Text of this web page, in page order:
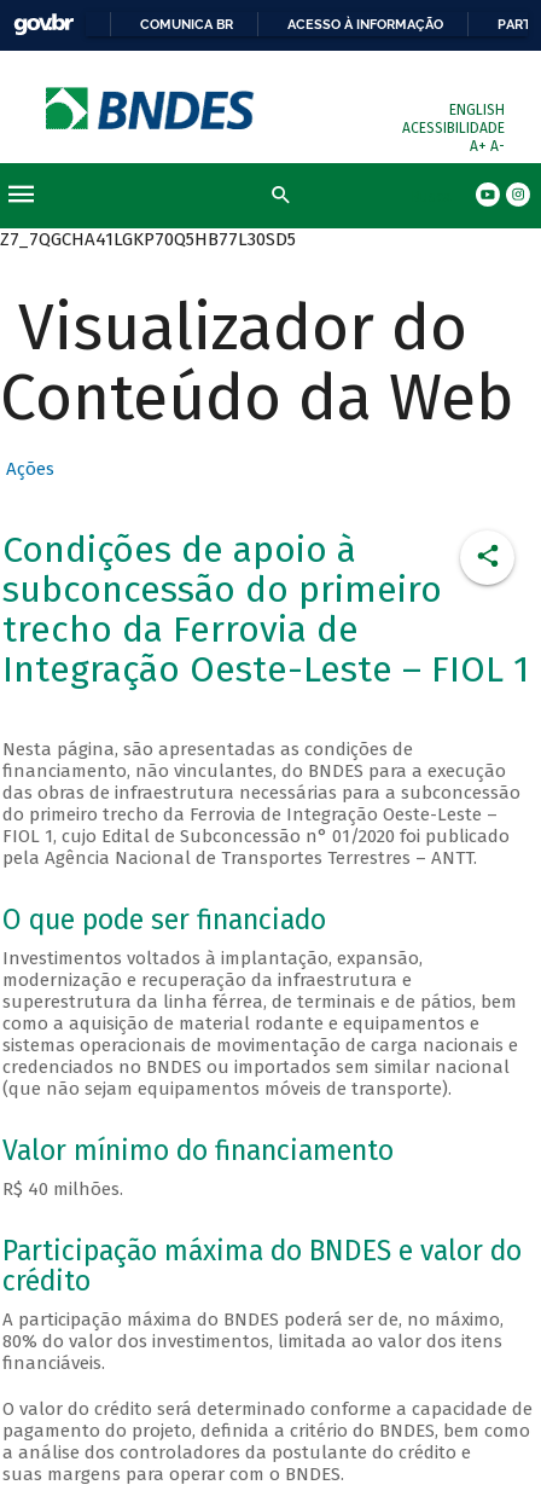
COMUNICA BR ACESSO À INFORMAÇÃO
ENGLISH
ACESSIBILIDADE
A+ A-
Z7_7QGCHA41LGKP70Q5HB77L30SD5
Visualizador do
Conteúdo da Web
Ações
Condições de apoio à
subconcessão do primeiro
trecho da Ferrovia de
Integração Oeste-Leste – FIOL 1
Nesta página, são apresentadas as condições de
financiamento, não vinculantes, do BNDES para a execução
das obras de infraestrutura necessárias para a subconcessão
do primeiro trecho da Ferrovia de Integração Oeste-Leste –
FIOL 1, cujo Edital de Subconcessão n° 01/2020 foi publicado
pela Agência Nacional de Transportes Terrestres – ANTT.
O que pode ser financiado
Investimentos voltados à implantação, expansão,
modernização e recuperação da infraestrutura e
superestrutura da linha férrea, de terminais e de pátios, bem
como a aquisição de material rodante e equipamentos e
sistemas operacionais de movimentação de carga nacionais e
credenciados no BNDES ou importados sem similar nacional
(que não sejam equipamentos móveis de transporte).
Valor mínimo do financiamento
R$ 40 milhões.
Participação máxima do BNDES e valor do
crédito
A participação máxima do BNDES poderá ser de, no máximo,
80% do valor dos investimentos, limitada ao valor dos itens
financiáveis.
O valor do crédito será determinado conforme a capacidade de
pagamento do projeto, definida a critério do BNDES, bem como
a análise dos controladores da postulante do crédito e
suas margens para operar com o BNDES.